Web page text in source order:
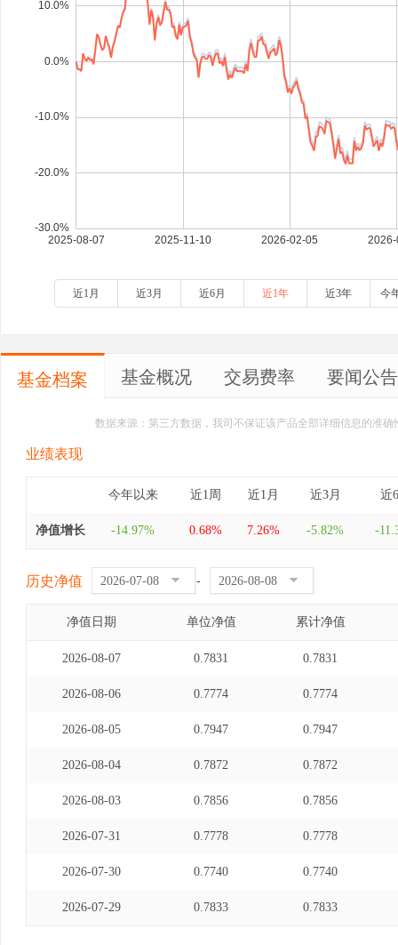
近1月 近3月 近6月 近1年 近3年 今
基金档案 基金概况 交易费率 要闻公告
数据来源：第三方数据，我司不保证该产品全部详细信息的准
业绩表现
今年以来 近1周 近1月 近3月 近
净值增长 -14.97% 0.68% 7.26% -5.82% -
历史净值 -
净值日期 单位净值 累计净值
2026-08-07 0.7831 0.7831
2026-08-06 0.7774 0.7774
2026-08-05 0.7947 0.7947
2026-08-04 0.7872 0.7872
2026-08-03 0.7856 0.7856
2026-07-31 0.7778 0.7778
2026-07-30 0.7740 0.7740
2026-07-29 0.7833 0.7833